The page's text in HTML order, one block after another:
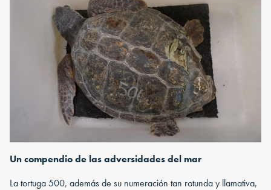
Un compendio de las adversidades del mar
La tortuga 500, además de su numeración tan rotunda y llamativa,